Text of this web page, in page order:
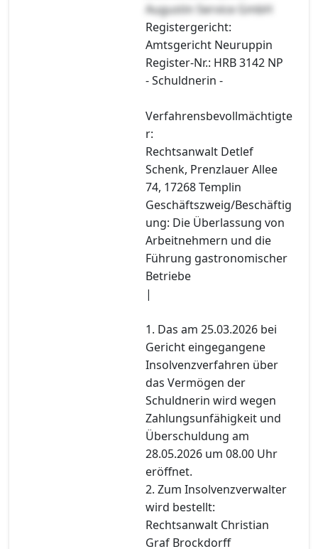
Augustin Service GmbH
Registergericht:
Amtsgericht Neuruppin
Register-Nr.: HRB 3142 NP
- Schuldnerin -
Verfahrensbevollmächtigte
r:
Rechtsanwalt Detlef
Schenk, Prenzlauer Allee
74, 17268 Templin
Geschäftszweig/Beschäftig
ung: Die Überlassung von
Arbeitnehmern und die
Führung gastronomischer
Betriebe
|
1. Das am 25.03.2026 bei
Gericht eingegangene
Insolvenzverfahren über
das Vermögen der
Schuldnerin wird wegen
Zahlungsunfähigkeit und
Überschuldung am
28.05.2026 um 08.00 Uhr
eröffnet.
2. Zum Insolvenzverwalter
wird bestellt:
Rechtsanwalt Christian
Graf Brockdorff